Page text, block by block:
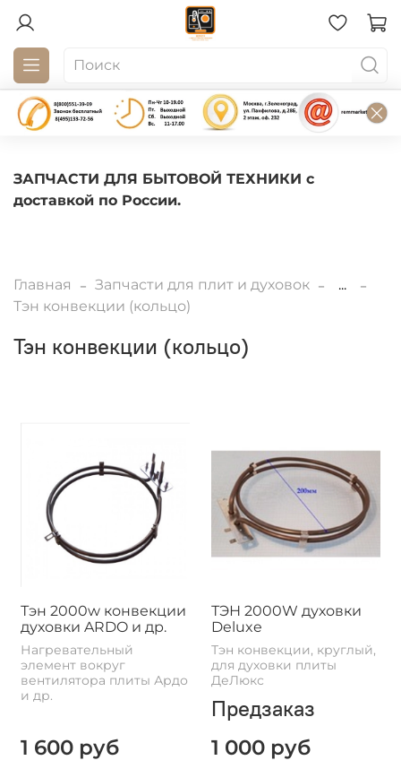
ЗАПЧАСТИ ДЛЯ БЫТОВОЙ ТЕХНИКИ с
доставкой по России.
Главная Запчасти для плит и духовок
...
Тэн конвекции (кольцо)
Тэн конвекции (кольцо)
Тэн 2000w конвекции
духовки ARDO и др.
Нагревательный
элемент вокруг
вентилятора плиты Ардо
и др.
1 600 руб
ТЭН 2000W духовки
Deluxe
Тэн конвекции, круглый,
для духовки плиты
ДеЛюкс
Предзаказ
1 000 руб